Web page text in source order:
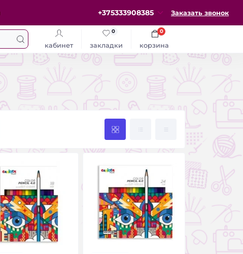
+375333908385 Заказать звонок
кабинет закладки
0
корзина
0